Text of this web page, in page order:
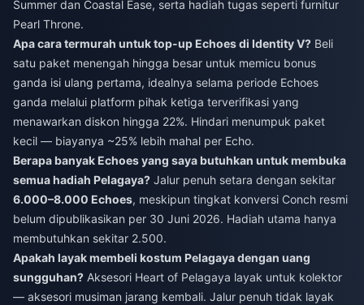
Summer dan Coastal Ease, serta hadiah tugas seperti furnitur
Pearl Throne.
Apa cara termurah untuk top-up Echoes di Identity V? Beli
satu paket menengah hingga besar untuk memicu bonus
ganda isi ulang pertama, idealnya selama periode Echoes
ganda melalui platform pihak ketiga terverifikasi yang
menawarkan diskon hingga 22%. Hindari menumpuk paket
kecil — biayanya ~25% lebih mahal per Echo.
Berapa banyak Echoes yang saya butuhkan untuk membuka
semua hadiah Pelagaya? Jalur penuh setara dengan sekitar
6.000–8.000 Echoes, meskipun tingkat konversi Conch resmi
belum dipublikasikan per 30 Juni 2026. Hadiah utama hanya
membutuhkan sekitar 2.500.
Apakah layak membeli kostum Pelagaya dengan uang
sungguhan? Aksesori Heart of Pelagaya layak untuk kolektor
— aksesori musiman jarang kembali. Jalur penuh tidak layak